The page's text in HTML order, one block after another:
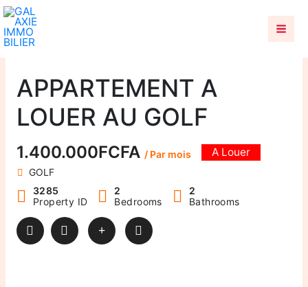
Aller
contenu
APPARTEMENT A
LOUER AU GOLF
1.400.000FCFA / Par mois A Louer
GOLF
3285
Property ID
2
Bedrooms
2
Bathrooms